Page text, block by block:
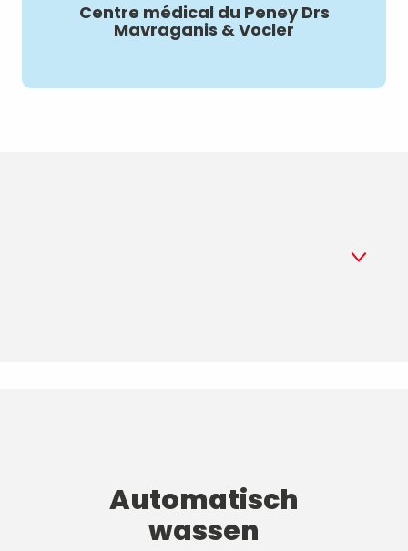
Centre médical du Peney Drs
Mavraganis & Vocler
Automatisch
wassen